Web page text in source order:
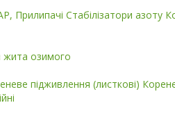
Прилипачі Стабілізатори азоту
жита озимого
підживлення (листкові)